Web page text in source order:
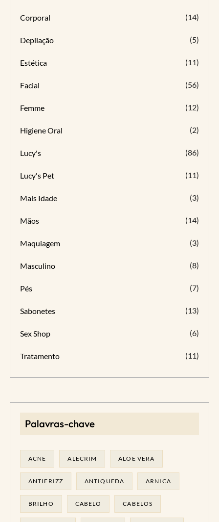
Corporal (14)
Depilação (5)
Estética (11)
Facial (56)
Femme (12)
Higiene Oral (2)
Lucy's (86)
Lucy's Pet (11)
Mais Idade (3)
Mãos (14)
Maquiagem (3)
Masculino (8)
Pés (7)
Sabonetes (13)
Sex Shop (6)
Tratamento (11)
Palavras-chave
ACNE ALECRIM ALOE VERA
ANTIFRIZZ ANTIQUEDA ARNICA
BRILHO CABELO CABELOS